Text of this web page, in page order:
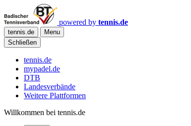
powered by tennis.de
tennis.de
Menu
Schließen
tennis.de
mypadel.de
DTB
Landesverbände
Weitere Plattformen
Willkommen bei tennis.de